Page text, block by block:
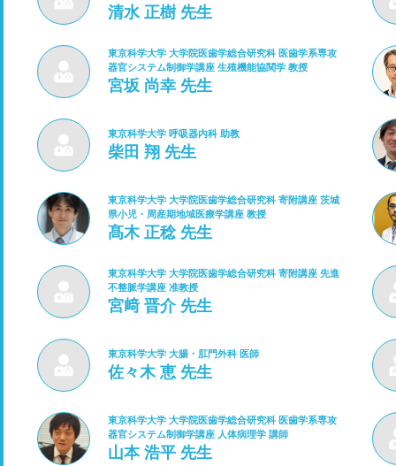
清水 正樹 先生
東京科学大学 大学院医歯学総合研究科 医歯学系専攻
器官システム制御学講座 生殖機能協関学 教授
宮坂 尚幸 先生
東京科学大学 呼吸器内科 助教
柴田 翔 先生
東京科学大学 大学院医歯学総合研究科 寄附講座 茨城
県小児・周産期地域医療学講座 教授
髙木 正稔 先生
東京科学大学 大学院医歯学総合研究科 寄附講座 先進
不整脈学講座 准教授
宮﨑 晋介 先生
東京科学大学 大腸・肛門外科 医師
佐々木 恵 先生
東京科学大学 大学院医歯学総合研究科 医歯学系専攻
器官システム制御学講座 人体病理学 講師
山本 浩平 先生